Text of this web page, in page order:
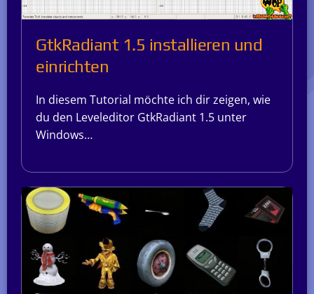
GtkRadiant 1.5 installieren und
einrichten
In diesem Tutorial möchte ich dir zeigen, wie
du den Leveleditor GtkRadiant 1.5 unter
Windows…